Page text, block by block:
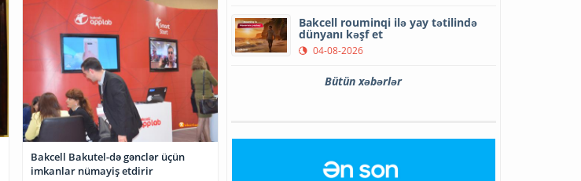
Bakcell Bakutel-də gənclər üçün
imkanlar nümayiş etdirir
Bakcell rouminqi ilə yay tətilində
dünyanı kəşf et
04-08-2026
Bütün xəbərlər